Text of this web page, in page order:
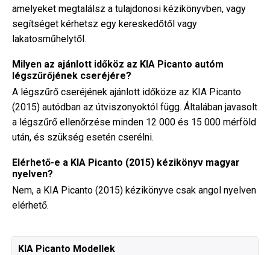
amelyeket megtalálsz a tulajdonosi kézikönyvben, vagy
segítséget kérhetsz egy kereskedőtől vagy
lakatosműhelytől.
Milyen az ajánlott időköz az KIA Picanto autóm
légszűrőjének cseréjére?
A légszűrő cseréjének ajánlott időköze az KIA Picanto
(2015) autódban az útviszonyoktól függ. Általában javasolt
a légszűrő ellenőrzése minden 12 000 és 15 000 mérföld
után, és szükség esetén cserélni.
Elérhető-e a KIA Picanto (2015) kézikönyv magyar
nyelven?
Nem, a KIA Picanto (2015) kézikönyve csak angol nyelven
elérhető.
KIA Picanto Modellek